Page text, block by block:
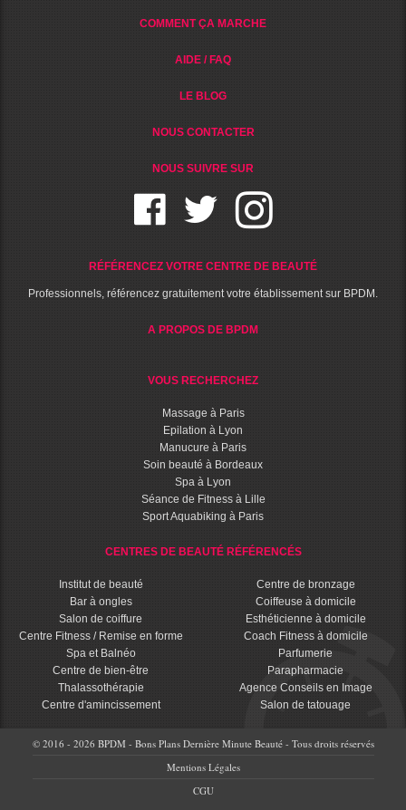
COMMENT ÇA MARCHE
AIDE / FAQ
LE BLOG
NOUS CONTACTER
NOUS SUIVRE SUR
RÉFÉRENCEZ VOTRE CENTRE DE BEAUTÉ
Professionnels, référencez gratuitement votre établissement sur BPDM.
A PROPOS DE BPDM
VOUS RECHERCHEZ
Massage à Paris
Epilation à Lyon
Manucure à Paris
Soin beauté à Bordeaux
Spa à Lyon
Séance de Fitness à Lille
Sport Aquabiking à Paris
CENTRES DE BEAUTÉ RÉFÉRENCÉS
Institut de beauté
Bar à ongles
Salon de coiffure
Centre Fitness / Remise en forme
Spa et Balnéo
Centre de bien-être
Thalassothérapie
Centre d'amincissement
Centre de bronzage
Coiffeuse à domicile
Esthéticienne à domicile
Coach Fitness à domicile
Parfumerie
Parapharmacie
Agence Conseils en Image
Salon de tatouage
© 2016 - 2026 BPDM - Bons Plans Dernière Minute Beauté - Tous droits réservés
Mentions Légales
CGU